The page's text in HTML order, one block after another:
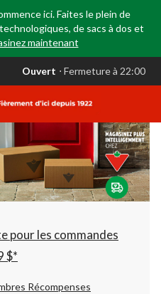
ici. Faites le plein de
de sacs à dos et
maintenant
votre
est
AB,
Ouvert,
Fermeture
à
22:00
changer
Ouvert ⋅ Fermeture à 22:00
pour les commandes
$*
Récompenses